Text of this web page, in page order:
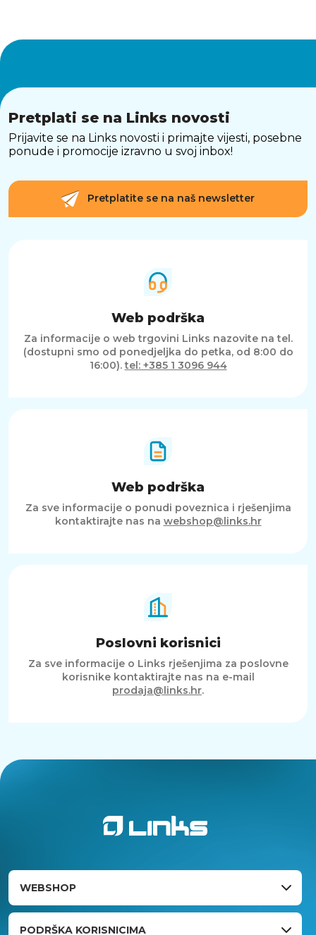
Pretplati se na Links novosti
Prijavite se na Links novosti i primajte vijesti, posebne
ponude i promocije izravno u svoj inbox!
Pretplatite se na naš newsletter
Web podrška
Za informacije o web trgovini Links nazovite na tel.
(dostupni smo od ponedjeljka do petka, od 8:00 do
16:00).tel: +385 1 3096 944
Web podrška
Za sve informacije o ponudi poveznica i rješenjima
kontaktirajte nas na webshop@links.hr
Poslovni korisnici
Za sve informacije o Links rješenjima za poslovne
korisnike kontaktirajte nas na e-mail
prodaja@links.hr.
WEBSHOP
PODRŠKA KORISNICIMA